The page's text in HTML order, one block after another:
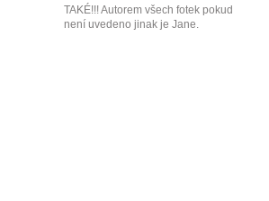
TAKÉ!!! Autorem všech fotek pokud
není uvedeno jinak je Jane.